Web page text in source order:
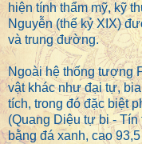
hiện tính thẩm mỹ, kỹ
Nguyễn (thế kỷ XIX)
và trung đường.
Ngoài hệ thống tượng
vật khác như đại tự,
tích, trong đó đặc biệt
(Quang Diệu tự bi -
bằng đá xanh, cao